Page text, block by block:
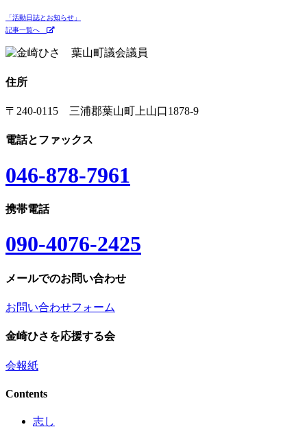
「活動日誌とお知らせ」
記事一覧へ
住所
〒240-0115 三浦郡葉山町上山口1878-9
電話とファックス
046-878-7961
携帯電話
090-4076-2425
メールでのお問い合わせ
お問い合わせフォーム
金崎ひさを応援する会
会報紙
Contents
志し